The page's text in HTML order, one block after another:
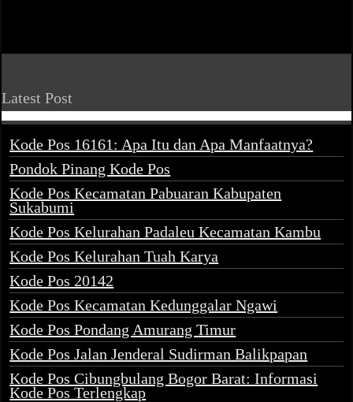
Latest Post
Kode Pos 16161: Apa Itu dan Apa Manfaatnya?
Pondok Pinang Kode Pos
Kode Pos Kecamatan Pabuaran Kabupaten
Sukabumi
Kode Pos Kelurahan Padaleu Kecamatan Kambu
Kode Pos Kelurahan Tuah Karya
Kode Pos 20142
Kode Pos Kecamatan Kedunggalar Ngawi
Kode Pos Pondang Amurang Timur
Kode Pos Jalan Jenderal Sudirman Balikpapan
Kode Pos Cibungbulang Bogor Barat: Informasi
Kode Pos Terlengkap